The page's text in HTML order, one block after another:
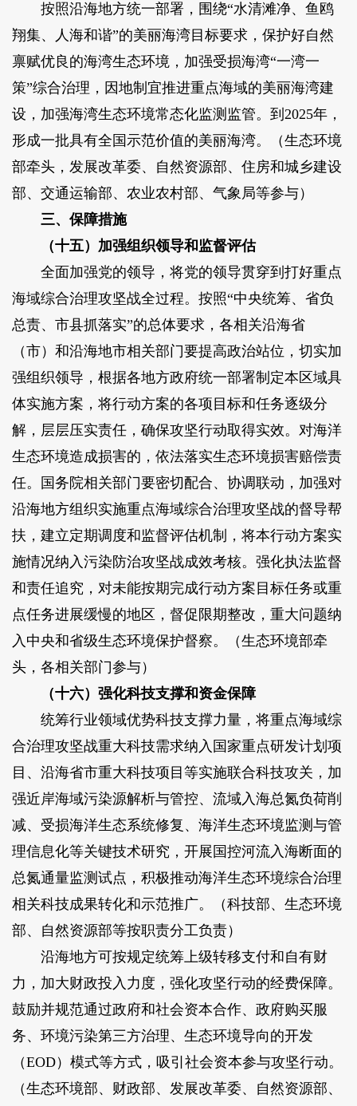
按照沿海地方统一部署，围绕“水清滩净、鱼鸥
翔集、人海和谐”的美丽海湾目标要求，保护好自然
禀赋优良的海湾生态环境，加强受损海湾“一湾一
策”综合治理，因地制宜推进重点海域的美丽海湾建
设，加强海湾生态环境常态化监测监管。到2025年，
形成一批具有全国示范价值的美丽海湾。（生态环境
部牵头，发展改革委、自然资源部、住房和城乡建设
部、交通运输部、农业农村部、气象局等参与）
三、保障措施
（十五）加强组织领导和监督评估
全面加强党的领导，将党的领导贯穿到打好重点
海域综合治理攻坚战全过程。按照“中央统筹、省负
总责、市县抓落实”的总体要求，各相关沿海省
（市）和沿海地市相关部门要提高政治站位，切实加
强组织领导，根据各地方政府统一部署制定本区域具
体实施方案，将行动方案的各项目标和任务逐级分
解，层层压实责任，确保攻坚行动取得实效。对海洋
生态环境造成损害的，依法落实生态环境损害赔偿责
任。国务院相关部门要密切配合、协调联动，加强对
沿海地方组织实施重点海域综合治理攻坚战的督导帮
扶，建立定期调度和监督评估机制，将本行动方案实
施情况纳入污染防治攻坚战成效考核。强化执法监督
和责任追究，对未能按期完成行动方案目标任务或重
点任务进展缓慢的地区，督促限期整改，重大问题纳
入中央和省级生态环境保护督察。（生态环境部牵
头，各相关部门参与）
（十六）强化科技支撑和资金保障
统筹行业领域优势科技支撑力量，将重点海域综
合治理攻坚战重大科技需求纳入国家重点研发计划项
目、沿海省市重大科技项目等实施联合科技攻关，加
强近岸海域污染源解析与管控、流域入海总氮负荷削
减、受损海洋生态系统修复、海洋生态环境监测与管
理信息化等关键技术研究，开展国控河流入海断面的
总氮通量监测试点，积极推动海洋生态环境综合治理
相关科技成果转化和示范推广。（科技部、生态环境
部、自然资源部等按职责分工负责）
沿海地方可按规定统筹上级转移支付和自有财
力，加大财政投入力度，强化攻坚行动的经费保障。
鼓励并规范通过政府和社会资本合作、政府购买服
务、环境污染第三方治理、生态环境导向的开发
（EOD）模式等方式，吸引社会资本参与攻坚行动。
（生态环境部、财政部、发展改革委、自然资源部、